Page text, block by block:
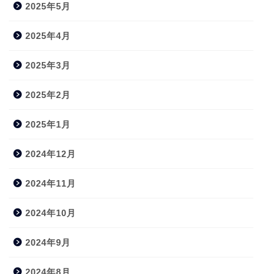
2025年5月
2025年4月
2025年3月
2025年2月
2025年1月
2024年12月
2024年11月
2024年10月
2024年9月
2024年8月